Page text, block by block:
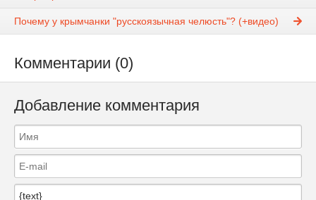
Почему у крымчанки "русскоязычная челюсть"? (+видео)
Комментарии (0)
Добавление комментария